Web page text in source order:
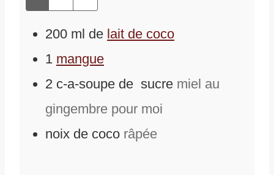
200 ml de lait de coco
1 mangue
2 c-a-soupe de sucre miel au
gingembre pour moi
noix de coco râpée